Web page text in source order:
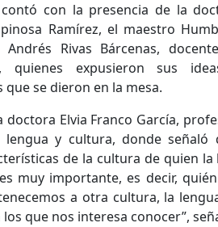
con la presencia de la
Ramírez, el maestro
Andrés Rivas Bárcenas,
quienes expusieron sus
se dieron en la mesa.
doctora Elvia Franco García,
y cultura, donde señaló
de la cultura de quien
muy importante, es decir,
a otra cultura, la
que nos interesa conocer”,